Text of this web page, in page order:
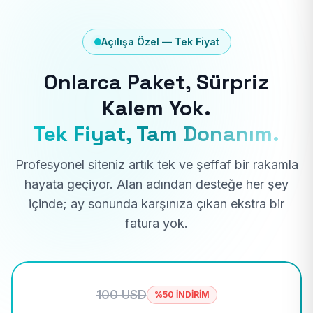
Açılışa Özel — Tek Fiyat
Onlarca Paket, Sürpriz
Kalem Yok.
Tek Fiyat, Tam Donanım.
Profesyonel siteniz artık tek ve şeffaf bir rakamla
hayata geçiyor. Alan adından desteğe her şey
içinde; ay sonunda karşınıza çıkan ekstra bir
fatura yok.
100 USD %50 İNDİRİM